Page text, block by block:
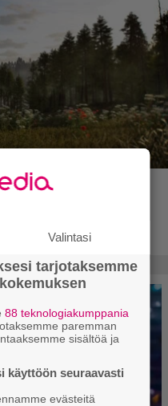
jatko-osa
of the Hunter
Valintasi
tarjotaksemme
88 teknologiakumppania
paremman
sisältöä ja
käyttöön seuraavasti
evästeitä